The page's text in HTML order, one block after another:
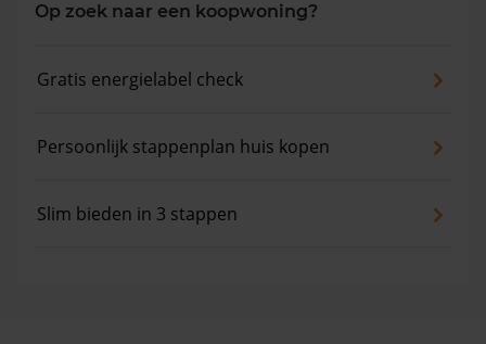
Op zoek naar een koopwoning?
Gratis energielabel check
Persoonlijk stappenplan huis kopen
Slim bieden in 3 stappen